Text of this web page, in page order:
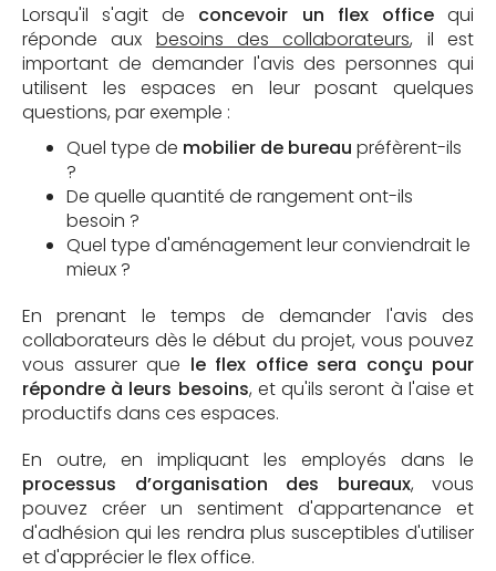
Lorsqu'il s'agit de concevoir un flex officequi
réponde aux besoins des collaborateurs, il est
important de demander l'avis des personnes qui
utilisent les espaces en leur posant quelques
questions, par exemple :
Quel type de mobilier de bureau préfèrent-ils
?
De quelle quantité de rangement ont-ils
besoin ?
Quel type d'aménagement leur conviendrait le
mieux ?
En prenant le temps de demander l'avis des
collaborateurs dès le début du projet, vous pouvez
vous assurer que le flex office sera conçu pour
répondre à leurs besoins, et qu'ils seront à l'aise et
productifs dans ces espaces.
En outre, en impliquant les employés dans le
processus d’organisation des bureaux, vous
pouvez créer un sentiment d'appartenance et
d'adhésion qui les rendra plus susceptibles d'utiliser
et d'apprécier le flex office.